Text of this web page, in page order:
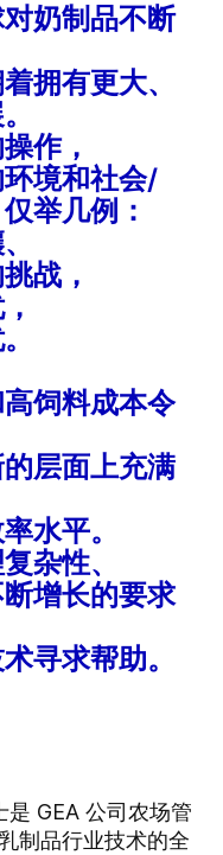
奶制品不断
拥有更大、
作，
境和社会/
举几例：
战，
饲料成本令
层面上充满
水平。
杂性、
增长的要求
寻求帮助。
GEA 公司农场管
制品行业技术的全